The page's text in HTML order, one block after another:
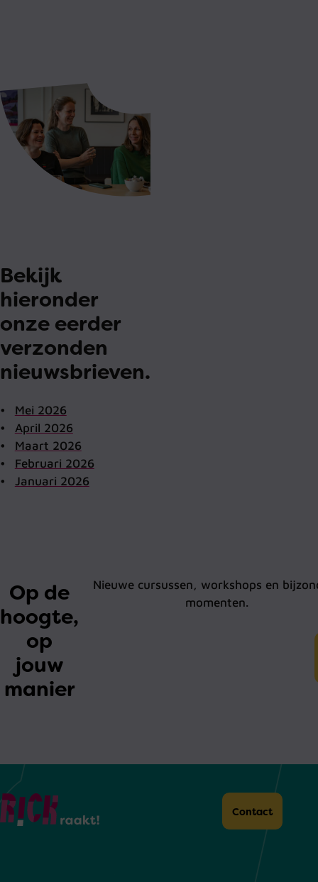
Bekijk
hieronder
onze eerder
verzonden
nieuwsbrieven.
Mei 2026
April 2026
Maart 2026
Februari 2026
Januari 2026
Op de
hoogte,
op
jouw
manier
Nieuwe cursussen, workshops en
momenten.
Contact